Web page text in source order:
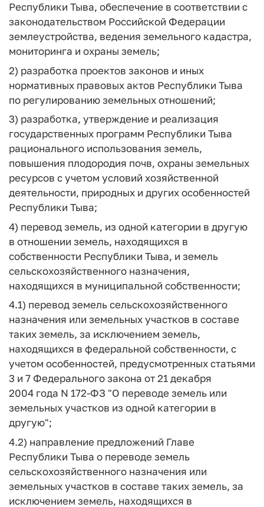
Республики Тыва, обеспечение в соответствии с
законодательством Российской Федерации
землеустройства, ведения земельного кадастра,
мониторинга и охраны земель;
2) разработка проектов законов и иных
нормативных правовых актов Республики Тыва
по регулированию земельных отношений;
3) разработка, утверждение и реализация
государственных программ Республики Тыва
рационального использования земель,
повышения плодородия почв, охраны земельных
ресурсов с учетом условий хозяйственной
деятельности, природных и других особенностей
Республики Тыва;
4) перевод земель, из одной категории в другую
в отношении земель, находящихся в
собственности Республики Тыва, и земель
сельскохозяйственного назначения,
находящихся в муниципальной собственности;
4.1) перевод земель сельскохозяйственного
назначения или земельных участков в составе
таких земель, за исключением земель,
находящихся в федеральной собственности, с
учетом особенностей, предусмотренных статьями
3 и 7 Федерального закона от 21 декабря
2004 года N 172-ФЗ "О переводе земель или
земельных участков из одной категории в
другую";
4.2) направление предложений Главе
Республики Тыва о переводе земель
сельскохозяйственного назначения или
земельных участков в составе таких земель, за
исключением земель, находящихся в